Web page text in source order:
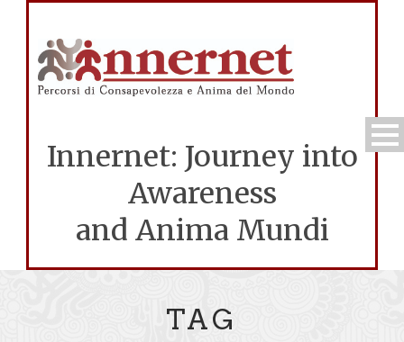
Innernet: Journey into
Awareness
and Anima Mundi
TAG